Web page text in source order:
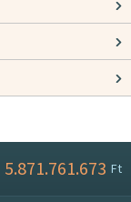
5.871.761.673 Ft